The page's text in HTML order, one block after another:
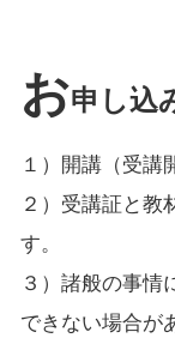
お申し込
１）開講（受講
２）受講証と教
す。
３）諸般の事情
できない場合が